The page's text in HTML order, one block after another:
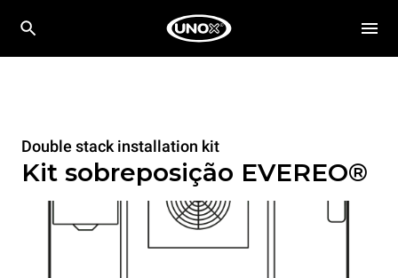
Double stack installation kit
Kit sobreposição EVEREO®